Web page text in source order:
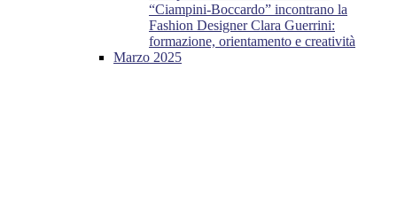
“Ciampini-Boccardo” incontrano la
Fashion Designer Clara Guerrini:
formazione, orientamento e creatività
Marzo 2025